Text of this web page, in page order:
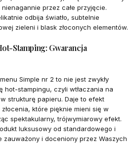
przez całe przyjęcie.
odbija światło, subtelnie
zieleni i blask złoconych elementów.
Stamping: Gwarancja
Simple nr 2 to nie jest zwykły
hot-stampingu, czyli wtłaczania na
strukturę papieru. Daje to efekt
które pięknie mieni się w
spektakularny, trójwymiarowy efekt.
luksusowy od standardowego i
zauważony i doceniony przez Waszych